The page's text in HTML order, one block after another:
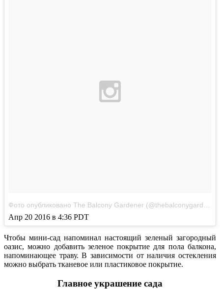
Апр 20 2016 в 4:36 PDT
Чтобы мини-сад напоминал настоящий зеленый загородный
оазис, можно добавить зеленое покрытие для пола балкона,
напоминающее траву. В зависимости от наличия остекления
можно выбрать тканевое или пластиковое покрытие.
Главное украшение сада